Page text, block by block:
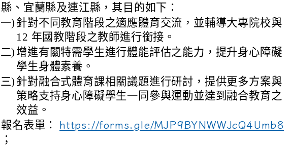
縣、宜蘭縣及連江縣，其目的如下：
) 針對不同教育階段之適應體育交流，並輔導大專院校與
12 年國教階段之教師進行銜接。
) 增進有關特需學生進行體能評估之能力，提升身心障礙
學生身體素養。
) 針對融合式體育課相關議題進行研討，提供更多方案與
策略支持身心障礙學生一同參與運動並達到融合教育之
效益。
報名表單： https://forms.gle/MJP9BYNWWJcQ4Umb8
；